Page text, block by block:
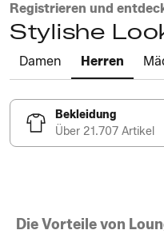
Registrieren und
Stylishe
Damen Herren
Bekleidung
Über 21.707 Artikel
Die Vorteile von